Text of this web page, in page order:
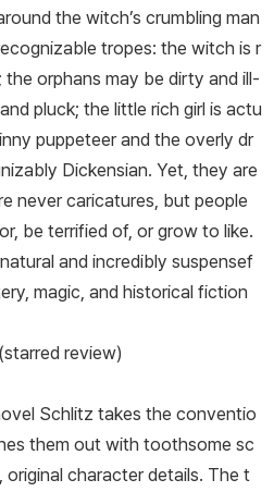
the witch’s crumbling man
tropes: the witch is r
orphans may be dirty and ill-
pluck; the little rich girl is actu
puppeteer and the overly dr
Dickensian. Yet, they are
never caricatures, but people
be terrified of, or grow to like.
and incredibly suspensef
magic, and historical fiction
review)
Schlitz takes the conventio
them out with toothsome sc
original character details. The t